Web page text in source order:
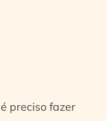
preciso fazer